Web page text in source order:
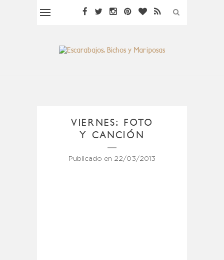
VIERNES: FOTO
Y CANCIÓN
Publicado en 22/03/2013